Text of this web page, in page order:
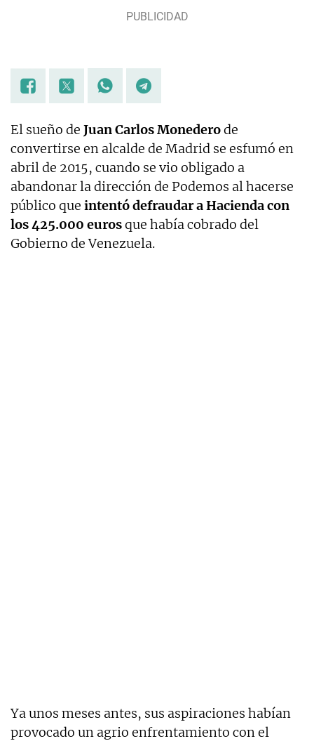
El sueño de Juan Carlos Monederode
convertirse en alcalde de Madrid se esfumó en
abril de 2015, cuando se vio obligado a
abandonar la dirección de Podemos al hacerse
público que intentó defraudar a Hacienda con
los 425.000 eurosque había cobrado del
Gobierno de Venezuela.
Ya unos meses antes, sus aspiraciones habían
provocado un agrio enfrentamiento con el